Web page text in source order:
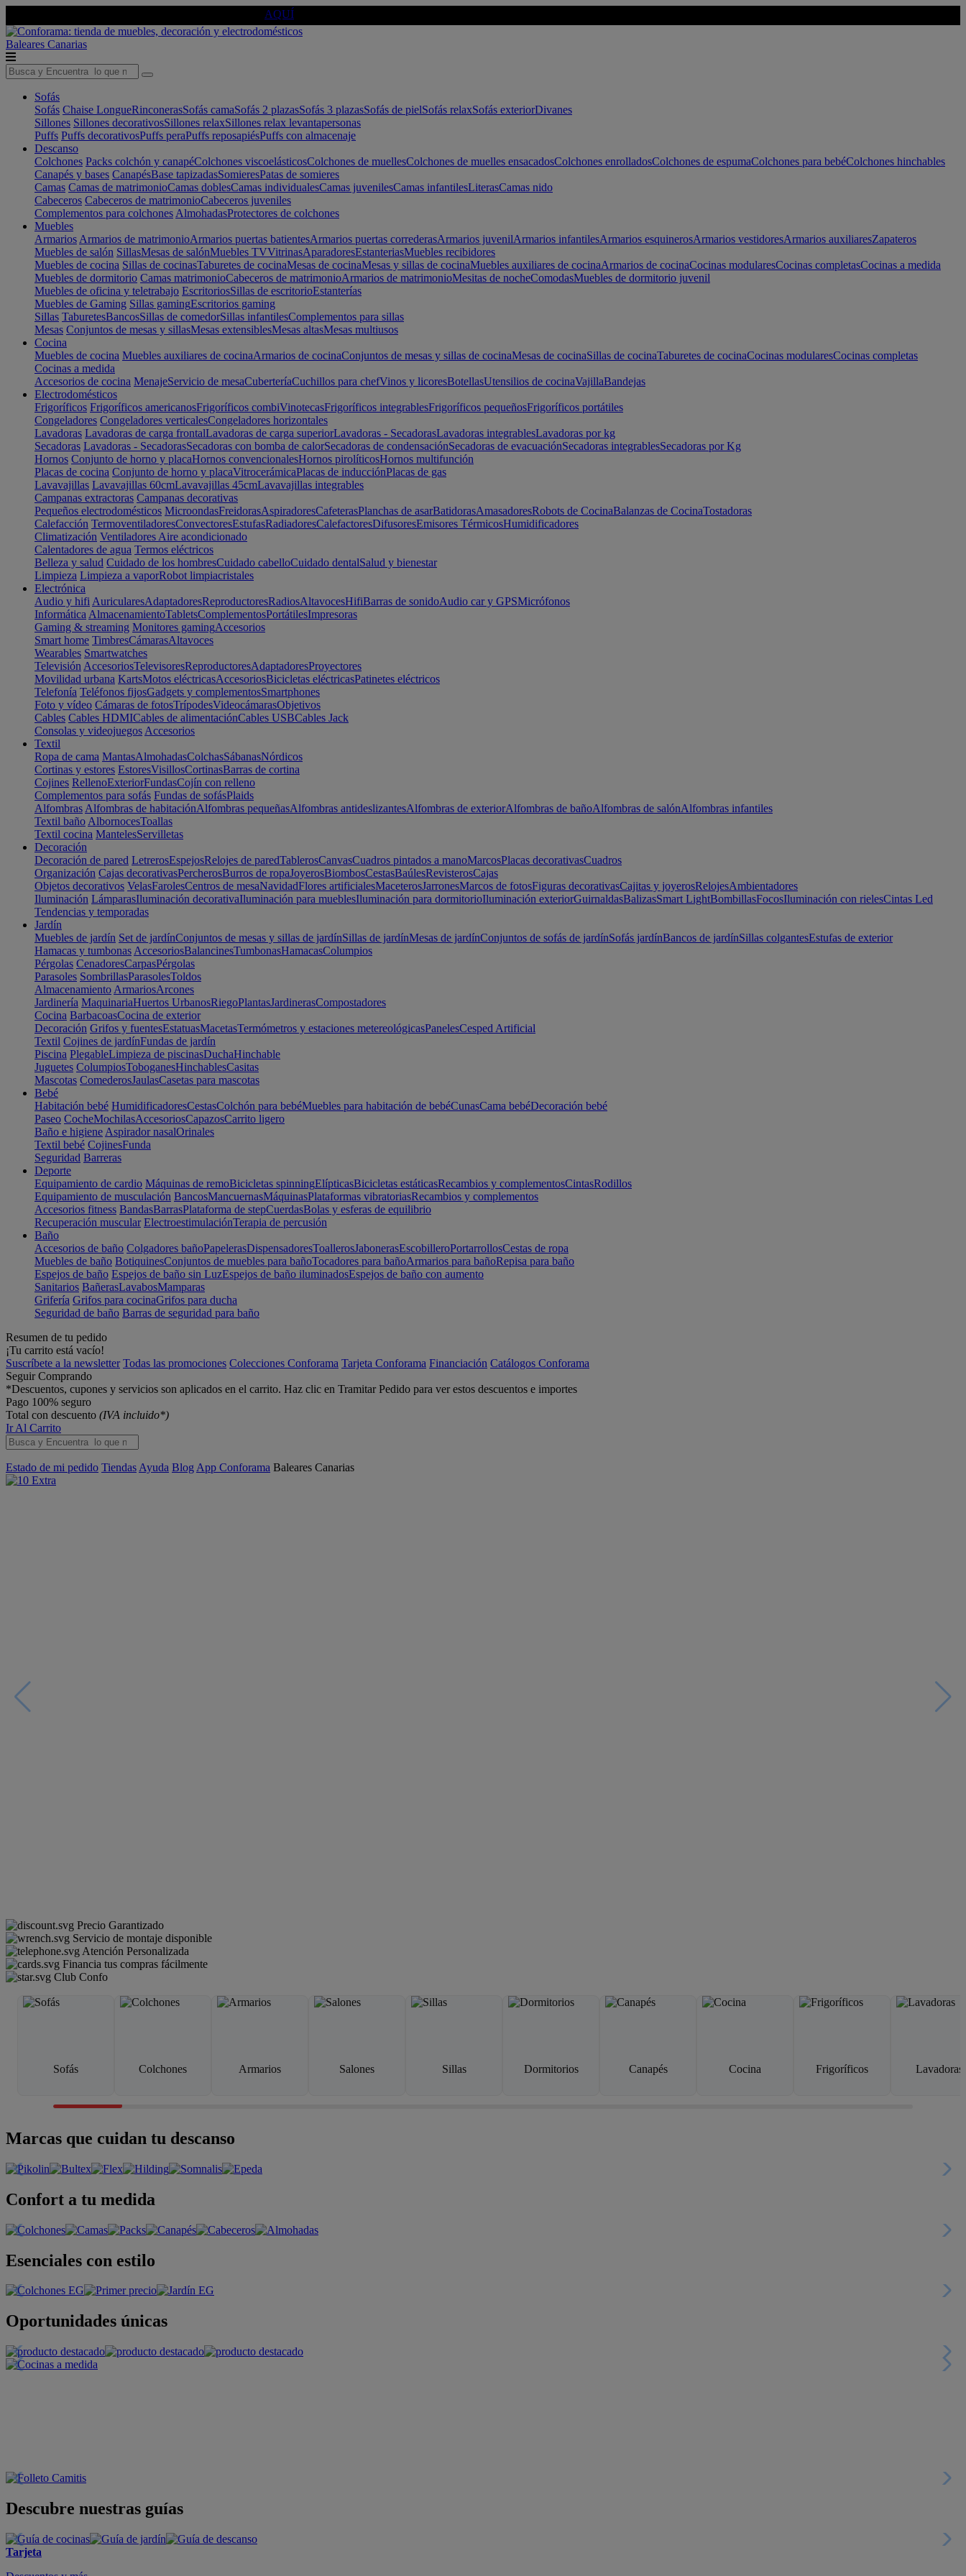
AQUÍ
Baleares Canarias
Sofás
Sofás Chaise LongueRinconerasSofás camaSofás 2 plazasSofás 3 plazasSofás de pielSofás relaxSofás exteriorDivanes
Sillones Sillones decorativosSillones relaxSillones relax levantapersonas
Puffs Puffs decorativosPuffs peraPuffs reposapiésPuffs con almacenaje
Descanso
Colchones Packs colchón y canapéColchones viscoelásticosColchones de muellesColchones de muelles ensacadosColchones enrolladosColchones de espumaColchones para bebéColchones hinchables
Canapés y bases CanapésBase tapizadasSomieresPatas de somieres
Camas Camas de matrimonioCamas doblesCamas individualesCamas juvenilesCamas infantilesLiterasCamas nido
Cabeceros Cabeceros de matrimonioCabeceros juveniles
Complementos para colchones AlmohadasProtectores de colchones
Muebles
Armarios Armarios de matrimonioArmarios puertas batientesArmarios puertas correderasArmarios juvenilArmarios infantilesArmarios esquinerosArmarios vestidoresArmarios auxiliaresZapateros
Muebles de salón SillasMesas de salónMuebles TVVitrinasAparadoresEstanteriasMuebles recibidores
Muebles de cocina Sillas de cocinasTaburetes de cocinaMesas de cocinaMesas y sillas de cocinaMuebles auxiliares de cocinaArmarios de cocinaCocinas modularesCocinas completasCocinas a medida
Muebles de dormitorio Camas matrimonioCabeceros de matrimonioArmarios de matrimonioMesitas de nocheComodasMuebles de dormitorio juvenil
Muebles de oficina y teletrabajo EscritoriosSillas de escritorioEstanterías
Muebles de Gaming Sillas gamingEscritorios gaming
Sillas TaburetesBancosSillas de comedorSillas infantilesComplementos para sillas
Mesas Conjuntos de mesas y sillasMesas extensiblesMesas altasMesas multiusos
Cocina
Muebles de cocina Muebles auxiliares de cocinaArmarios de cocinaConjuntos de mesas y sillas de cocinaMesas de cocinaSillas de cocinaTaburetes de cocinaCocinas modularesCocinas completas
Cocinas a medida
Accesorios de cocina MenajeServicio de mesaCuberteríaCuchillos para chefVinos y licoresBotellasUtensilios de cocinaVajillaBandejas
Electrodomésticos
Frigoríficos Frigoríficos americanosFrigoríficos combiVinotecasFrigoríficos integrablesFrigoríficos pequeñosFrigoríficos portátiles
Congeladores Congeladores verticalesCongeladores horizontales
Lavadoras Lavadoras de carga frontalLavadoras de carga superiorLavadoras - SecadorasLavadoras integrablesLavadoras por kg
Secadoras Lavadoras - SecadorasSecadoras con bomba de calorSecadoras de condensaciónSecadoras de evacuaciónSecadoras integrablesSecadoras por Kg
Hornos Conjunto de horno y placaHornos convencionalesHornos pirolíticosHornos multifunción
Placas de cocina Conjunto de horno y placaVitrocerámicaPlacas de inducciónPlacas de gas
Lavavajillas Lavavajillas 60cmLavavajillas 45cmLavavajillas integrables
Campanas extractoras Campanas decorativas
Pequeños electrodomésticos MicroondasFreidorasAspiradoresCafeterasPlanchas de asarBatidorasAmasadoresRobots de CocinaBalanzas de CocinaTostadoras
Calefacción TermoventiladoresConvectoresEstufasRadiadoresCalefactoresDifusoresEmisores TérmicosHumidificadores
Climatización Ventiladores Aire acondicionado
Calentadores de agua Termos eléctricos
Belleza y salud Cuidado de los hombresCuidado cabelloCuidado dentalSalud y bienestar
Limpieza Limpieza a vaporRobot limpiacristales
Electrónica
Audio y hifi AuricularesAdaptadoresReproductoresRadiosAltavocesHifiBarras de sonidoAudio car y GPSMicrófonos
Informática AlmacenamientoTabletsComplementosPortátilesImpresoras
Gaming & streaming Monitores gamingAccesorios
Smart home TimbresCámarasAltavoces
Wearables Smartwatches
Televisión AccesoriosTelevisoresReproductoresAdaptadoresProyectores
Movilidad urbana KartsMotos eléctricasAccesoriosBicicletas eléctricasPatinetes eléctricos
Telefonía Teléfonos fijosGadgets y complementosSmartphones
Foto y vídeo Cámaras de fotosTrípodesVideocámarasObjetivos
Cables Cables HDMICables de alimentaciónCables USBCables Jack
Consolas y videojuegos Accesorios
Textil
Ropa de cama MantasAlmohadasColchasSábanasNórdicos
Cortinas y estores EstoresVisillosCortinasBarras de cortina
Cojines RellenoExteriorFundasCojín con relleno
Complementos para sofás Fundas de sofásPlaids
Alfombras Alfombras de habitaciónAlfombras pequeñasAlfombras antideslizantesAlfombras de exteriorAlfombras de bañoAlfombras de salónAlfombras infantiles
Textil baño AlbornocesToallas
Textil cocina MantelesServilletas
Decoración
Decoración de pared LetrerosEspejosRelojes de paredTablerosCanvasCuadros pintados a manoMarcosPlacas decorativasCuadros
Organización Cajas decorativasPercherosBurros de ropaJoyerosBiombosCestasBaúlesRevisterosCajas
Objetos decorativos VelasFarolesCentros de mesaNavidadFlores artificialesMaceterosJarronesMarcos de fotosFiguras decorativasCajitas y joyerosRelojesAmbientadores
Iluminación LámparasIluminación decorativaIluminación para mueblesIluminación para dormitorioIluminación exteriorGuirnaldasBalizasSmart LightBombillasFocosIluminación con rielesCintas Led
Tendencias y temporadas
Jardín
Muebles de jardín Set de jardínConjuntos de mesas y sillas de jardínSillas de jardínMesas de jardínConjuntos de sofás de jardínSofás jardínBancos de jardínSillas colgantesEstufas de exterior
Hamacas y tumbonas AccesoriosBalancinesTumbonasHamacasColumpios
Pérgolas CenadoresCarpasPérgolas
Parasoles SombrillasParasolesToldos
Almacenamiento ArmariosArcones
Jardinería MaquinariaHuertos UrbanosRiegoPlantasJardinerasCompostadores
Cocina BarbacoasCocina de exterior
Decoración Grifos y fuentesEstatuasMacetasTermómetros y estaciones metereológicasPanelesCesped Artificial
Textil Cojines de jardínFundas de jardín
Piscina PlegableLimpieza de piscinasDuchaHinchable
Juguetes ColumpiosToboganesHinchablesCasitas
Mascotas ComederosJaulasCasetas para mascotas
Bebé
Habitación bebé HumidificadoresCestasColchón para bebéMuebles para habitación de bebéCunasCama bebéDecoración bebé
Paseo CocheMochilasAccesoriosCapazosCarrito ligero
Baño e higiene Aspirador nasalOrinales
Textil bebé CojinesFunda
Seguridad Barreras
Deporte
Equipamiento de cardio Máquinas de remoBicicletas spinningElípticasBicicletas estáticasRecambios y complementosCintasRodillos
Equipamiento de musculación BancosMancuernasMáquinasPlataformas vibratoriasRecambios y complementos
Accesorios fitness BandasBarrasPlataforma de stepCuerdasBolas y esferas de equilibrio
Recuperación muscular ElectroestimulaciónTerapia de percusión
Baño
Accesorios de baño Colgadores bañoPapelerasDispensadoresToallerosJabonerasEscobilleroPortarrollosCestas de ropa
Muebles de baño BotiquinesConjuntos de muebles para bañoTocadores para bañoArmarios para bañoRepisa para baño
Espejos de baño Espejos de baño sin LuzEspejos de baño iluminadosEspejos de baño con aumento
Sanitarios BañerasLavabosMamparas
Grifería Grifos para cocinaGrifos para ducha
Seguridad de baño Barras de seguridad para baño
Resumen de tu pedido
¡Tu carrito está vacío!
Suscríbete a la newsletter Todas las promociones Colecciones Conforama Tarjeta Conforama Financiación Catálogos Conforama
Seguir Comprando
*Descuentos, cupones y servicios son aplicados en el carrito. Haz clic en Tramitar Pedido para ver estos descuentos e importes
Pago 100% seguro
Total con descuento (IVA incluido*)
Ir Al Carrito
Estado de mi pedido Tiendas Ayuda Blog App Conforama Baleares Canarias
Precio Garantizado
Servicio de montaje disponible
Atención Personalizada
Financia tus compras fácilmente
Club Confo
Sofás Colchones Armarios Salones Sillas Dormitorios Canapés Cocina Frigoríficos Lavadoras
Marcas que cuidan tu descanso
Confort a tu medida
Esenciales con estilo
Oportunidades únicas
Descubre nuestras guías
Tarjeta